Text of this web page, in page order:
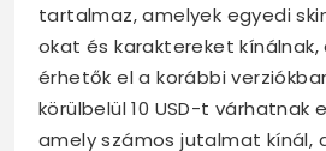
tartalmaz, amelyek egyedi
okat és karaktereket kínálnak,
érhetők el a korábbi
körülbelül 10 USD-t várhatnak
amely számos jutalmat kínál,